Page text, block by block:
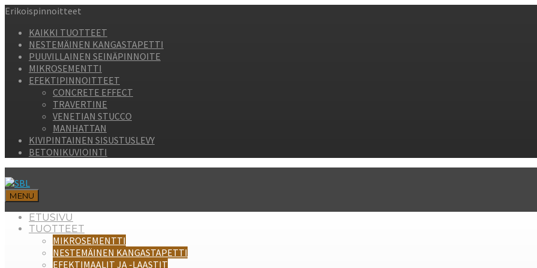
Erikoispinnoitteet
KAIKKI TUOTTEET
NESTEMÄINEN KANGASTAPETTI
PUUVILLAINEN SEINÄPINNOITE
MIKROSEMENTTI
EFEKTIPINNOITTEET
CONCRETE EFFECT
TRAVERTINE
VENETIAN STUCCO
MANHATTAN
KIVIPINTAINEN SISUSTUSLEVY
BETONIKUVIOINTI
MENU
ETUSIVU
TUOTTEET
MIKROSEMENTTI
NESTEMÄINEN KANGASTAPETTI
EFEKTIMAALIT JA -LAASTIT